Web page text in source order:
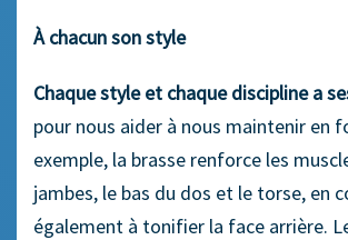
À chacun son style
Chaque style et chaque discipline a
pour nous aider à nous maintenir en
exemple, la brasse renforce les
jambes, le bas du dos et le torse, en
également à tonifier la face arrière.